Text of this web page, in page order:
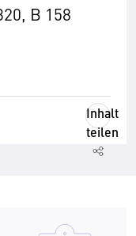
B 158
Inhalt
teilen